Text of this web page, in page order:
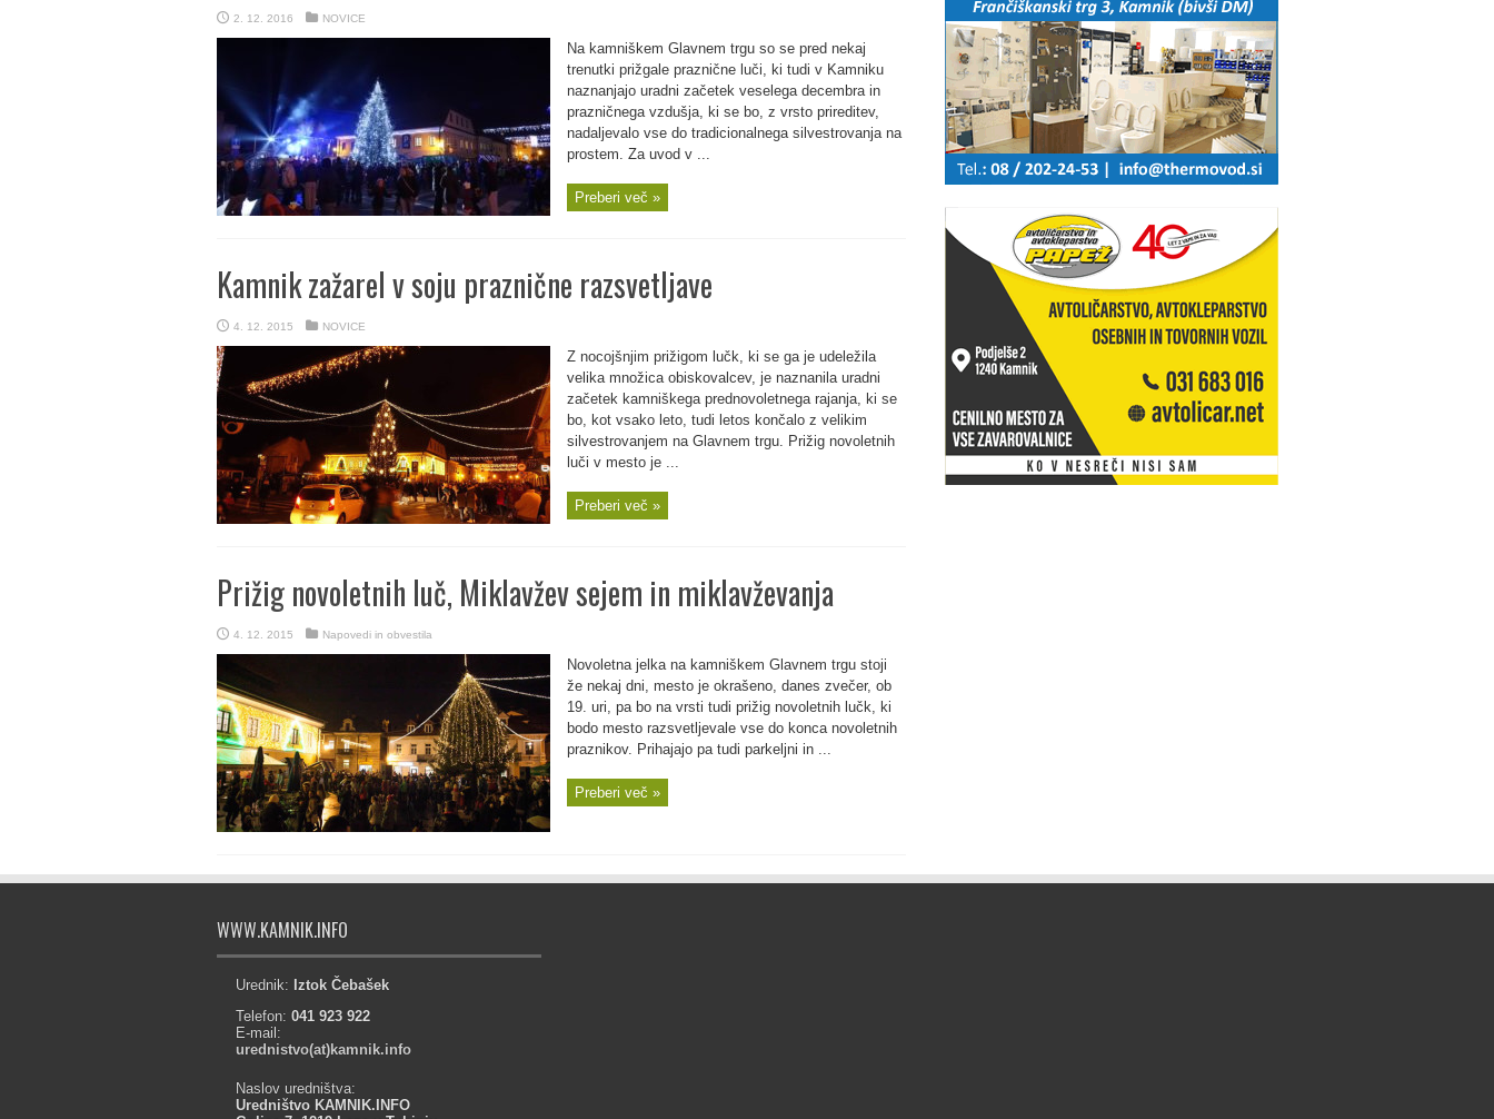
2. 12. 2016 NOVICE
Na kamniškem Glavnem trgu so se pred nekaj
trenutki prižgale praznične luči, ki tudi v Kamniku
naznanjajo uradni začetek veselega decembra in
prazničnega vzdušja, ki se bo, z vrsto prireditev,
nadaljevalo vse do tradicionalnega silvestrovanja na
prostem. Za uvod v ...
Preberi več »
Kamnik zažarel v soju praznične razsvetljave
4. 12. 2015 NOVICE
Z nocojšnjim prižigom lučk, ki se ga je udeležila
velika množica obiskovalcev, je naznanila uradni
začetek kamniškega prednovoletnega rajanja, ki se
bo, kot vsako leto, tudi letos končalo z velikim
silvestrovanjem na Glavnem trgu. Prižig novoletnih
luči v mesto je ...
Preberi več »
Prižig novoletnih luč, Miklavžev sejem in miklavževanja
4. 12. 2015 Napovedi in obvestila
Novoletna jelka na kamniškem Glavnem trgu stoji
že nekaj dni, mesto je okrašeno, danes zvečer, ob
19. uri, pa bo na vrsti tudi prižig novoletnih lučk, ki
bodo mesto razsvetljevale vse do konca novoletnih
praznikov. Prihajajo pa tudi parkeljni in ...
Preberi več »
WWW.KAMNIK.INFO
Urednik: Iztok Čebašek
Telefon: 041 923 922
E-mail:
urednistvo(at)kamnik.info
Naslov uredništva:
Uredništvo KAMNIK.INFO